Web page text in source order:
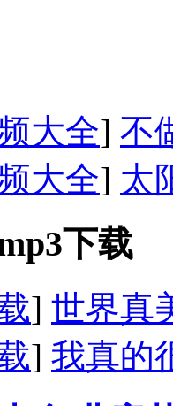
大全] 不
大全] 太
下载
] 世界真
] 我真的